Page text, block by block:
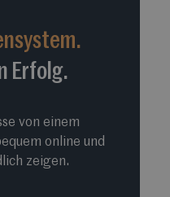
Erfolg.
von einem
online und
zeigen.